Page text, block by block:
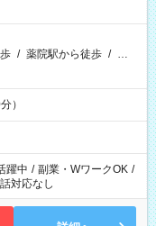
/ 薬院駅から徒歩 / …
）
躍中 / 副業・WワークOK /
対応なし